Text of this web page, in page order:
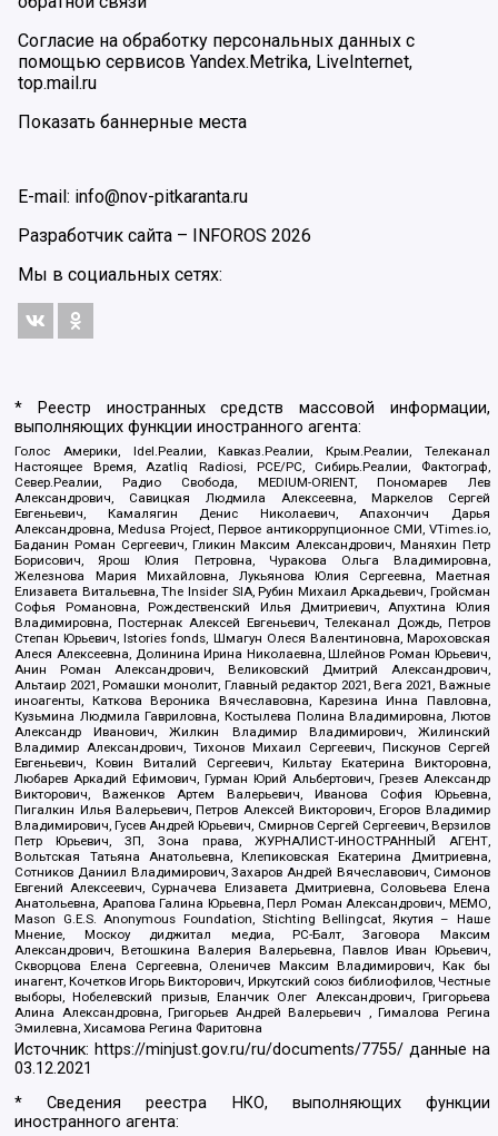
Согласие на обработку персональных данных с
помощью сервисов Yandex.Metrika, LiveInternet,
top.mail.ru
Показать баннерные места
E-mail: info@nov-pitkaranta.ru
Разработчик сайта –
INFOROS 2026
Мы в социальных сетях:
* Реестр иностранных средств массовой информации,
выполняющих функции иностранного агента:
Голос Америки, Idel.Реалии, Кавказ.Реалии, Крым.Реалии, Телеканал
Настоящее Время, Azatliq Radiosi, PCE/PC, Сибирь.Реалии, Фактограф,
Север.Реалии, Радио Свобода, MEDIUM-ORIENT, Пономарев Лев
Александрович, Савицкая Людмила Алексеевна, Маркелов Сергей
Евгеньевич, Камалягин Денис Николаевич, Апахончич Дарья
Александровна, Medusa Project, Первое антикоррупционное СМИ, VTimes.io,
Баданин Роман Сергеевич, Гликин Максим Александрович, Маняхин Петр
Борисович, Ярош Юлия Петровна, Чуракова Ольга Владимировна,
Железнова Мария Михайловна, Лукьянова Юлия Сергеевна, Маетная
Елизавета Витальевна, The Insider SIA, Рубин Михаил Аркадьевич, Гройсман
Софья Романовна, Рождественский Илья Дмитриевич, Апухтина Юлия
Владимировна, Постернак Алексей Евгеньевич, Телеканал Дождь, Петров
Степан Юрьевич, Istories fonds, Шмагун Олеся Валентиновна, Мароховская
Алеся Алексеевна, Долинина Ирина Николаевна, Шлейнов Роман Юрьевич,
Анин Роман Александрович, Великовский Дмитрий Александрович,
Альтаир 2021, Ромашки монолит, Главный редактор 2021, Вега 2021, Важные
иноагенты, Каткова Вероника Вячеславовна, Карезина Инна Павловна,
Кузьмина Людмила Гавриловна, Костылева Полина Владимировна, Лютов
Александр Иванович, Жилкин Владимир Владимирович, Жилинский
Владимир Александрович, Тихонов Михаил Сергеевич, Пискунов Сергей
Евгеньевич, Ковин Виталий Сергеевич, Кильтау Екатерина Викторовна,
Любарев Аркадий Ефимович, Гурман Юрий Альбертович, Грезев Александр
Викторович, Важенков Артем Валерьевич, Иванова София Юрьевна,
Пигалкин Илья Валерьевич, Петров Алексей Викторович, Егоров Владимир
Владимирович, Гусев Андрей Юрьевич, Смирнов Сергей Сергеевич, Верзилов
Петр Юрьевич, ЗП, Зона права, ЖУРНАЛИСТ-ИНОСТРАННЫЙ АГЕНТ,
Вольтская Татьяна Анатольевна, Клепиковская Екатерина Дмитриевна,
Сотников Даниил Владимирович, Захаров Андрей Вячеславович, Симонов
Евгений Алексеевич, Сурначева Елизавета Дмитриевна, Соловьева Елена
Анатольевна, Арапова Галина Юрьевна, Перл Роман Александрович, МЕМО,
Mason G.E.S. Anonymous Foundation, Stichting Bellingcat, Якутия – Наше
Мнение, Москоу диджитал медиа, РС-Балт, Заговора Максим
Александрович, Ветошкина Валерия Валерьевна, Павлов Иван Юрьевич,
Скворцова Елена Сергеевна, Оленичев Максим Владимирович, Как бы
инагент, Кочетков Игорь Викторович, Иркутский союз библиофилов, Честные
выборы, Нобелевский призыв, Еланчик Олег Александрович, Григорьева
Алина Александровна, Григорьев Андрей Валерьевич , Гималова Регина
Эмилевна, Хисамова Регина Фаритовна
Источник: https://minjust.gov.ru/ru/documents/7755/ данные на
03.12.2021
* Сведения реестра НКО, выполняющих функции
иностранного агента: